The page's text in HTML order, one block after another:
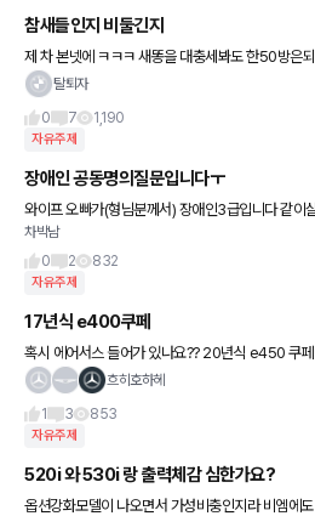
참새들인지 비둘긴지
제 차 본넷에 ㅋㅋㅋ 새똥을 대충세봐도 한50방은
ㅋ 아효 이참에 자동세차기 한번 돌리구 왓슴니다
탈퇴자
0
7 1,190
자유주제
장애인 공동명의질문입니다ㅜ
와이프 오빠가(형님분께서) 장애인3급입니다 같이살고있으며 저랑 공동명의가 가능한가
요? 99대1로 하면 99를 제가 1를 형님 지분으로나누면 취등록세 및 개소세가 면제가 되
는거 맞나요? 궁금합니
차박남
0
2 832
자유주제
17년식 e400쿠페
혹시 에어서스 들어가 있나요?? 20년식 e450 쿠페에는 에어서스 들어가있는지도 궁금
합니다.
흐히호하헤
1
3 853
자유주제
520i 와 530i 랑 출력체감 심한가요?
옵션강화모델이 나오면서 가성비충인지라 비엠에